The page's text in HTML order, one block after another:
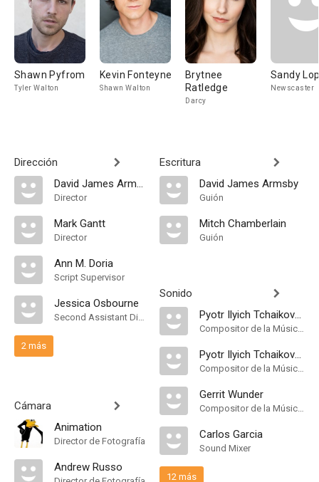
Shawn Pyfrom
Tyler Walton
Kevin Fonteyne
Shawn Walton
Brytnee
Ratledge
Darcy
Sandy
Newscaster
Dirección
David James Armsby
Director
Mark Gantt
Director
Ann M. Doria
Script Supervisor
Jessica Osbourne
Second Assistant Director
2 más
Cámara
Animation
Director de Fotografía
Andrew Russo
Escritura
David James Armsby
Guión
Mitch Chamberlain
Guión
Sonido
Pyotr Ilyich Tchaikovsky
Compositor de la Música Original
Pyotr Ilyich Tchaikovsky
Compositor de la Música Original
Gerrit Wunder
Compositor de la Música Original
Carlos Garcia
Sound Mixer
12 más